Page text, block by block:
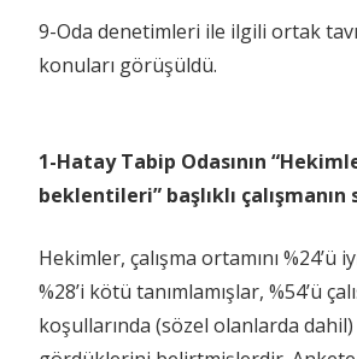
9-Oda denetimleri ile ilgili ortak
konuları görüşüldü.
1-Hatay Tabip Odasının
beklentileri” başlıklı çalışmanın
Hekimler, çalışma ortamını %24’ü
%28’i kötü tanımlamışlar, %54’ü
koşullarında (sözel olanlarda